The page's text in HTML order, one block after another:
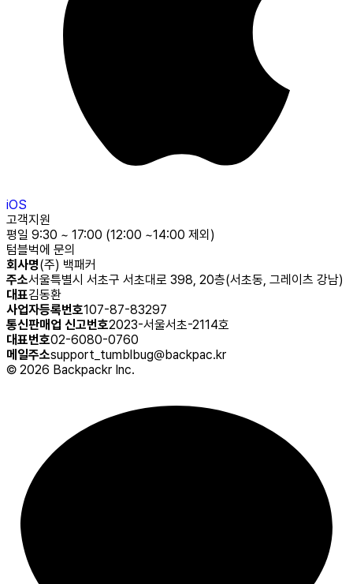
iOS
고객지원
평일 9:30 ~ 17:00 (12:00 ~14:00 제외)
텀블벅에 문의
회사명(주) 백패커
주소서울특별시 서초구 서초대로 398, 20층(서초동, 그레이츠 강남)
대표김동환
사업자등록번호107-87-83297
통신판매업 신고번호2023-서울서초-2114호
대표번호02-6080-0760
메일주소support_tumblbug@backpac.kr
© 2026 Backpackr Inc.